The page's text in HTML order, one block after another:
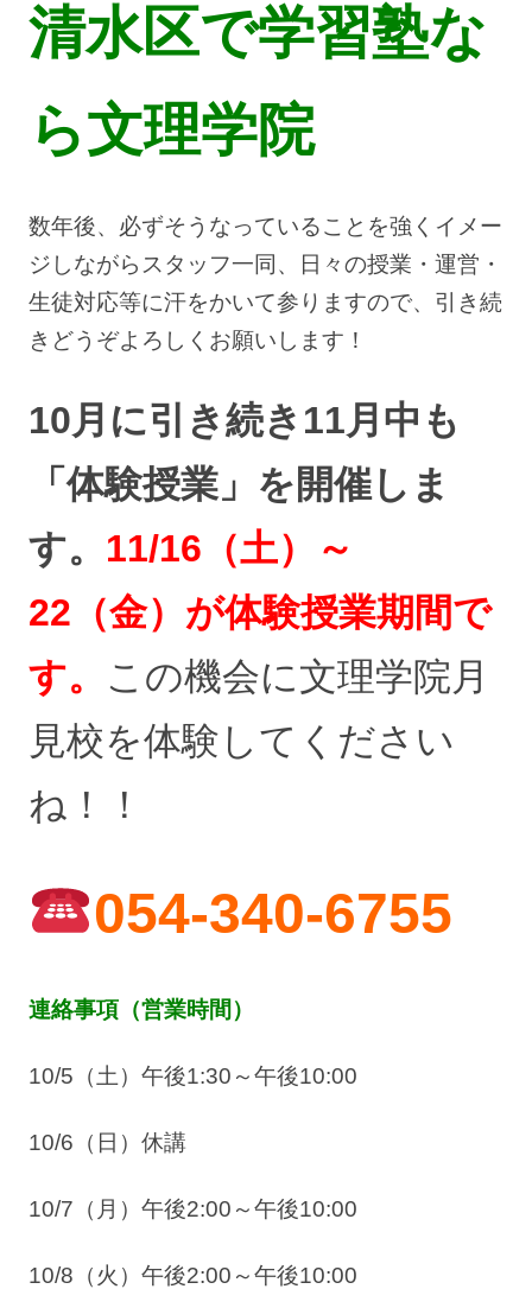
清水区で学習塾な
ら文理学院
数年後、必ずそうなっていることを強くイメー
ジしながらスタッフ一同、日々の授業・運営・
生徒対応等に汗をかいて参りますので、引き続
きどうぞよろしくお願いします！
10月に引き続き11月中も
「体験授業」を開催しま
す。 11/16（土）～
22（金）が体験授業期間で
す。 この機会に文理学院月
見校を体験してください
ね！！
054-340-6755
連絡事項（営業時間）
10/5（土）午後1:30～午後10:00
10/6（日）休講
10/7（月）午後2:00～午後10:00
10/8（火）午後2:00～午後10:00